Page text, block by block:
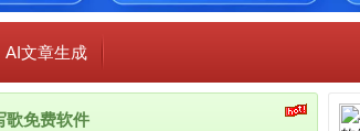
AI文章生成
歌免费软件